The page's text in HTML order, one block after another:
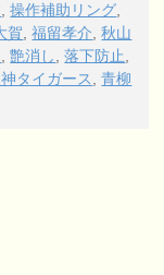
,操作補助リング,
賀,福留孝介,秋山
,艶消し,落下防止,
タイガース,青柳